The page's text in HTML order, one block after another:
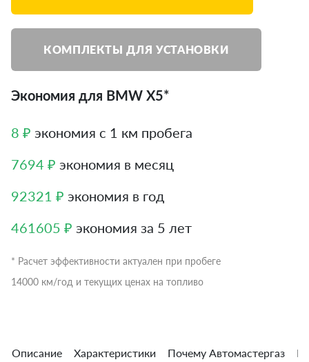
КОМПЛЕКТЫ ДЛЯ УСТАНОВКИ
Экономия для BMW X5*
8 ₽ экономия с 1 км пробега
7694 ₽ экономия в месяц
92321 ₽ экономия в год
461605 ₽ экономия за 5 лет
* Расчет эффективности актуален при пробеге
14000 км/год и текущих ценах на топливо
Описание Характеристики Почему Автомастергаз